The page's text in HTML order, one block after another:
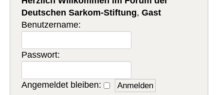
Deutschen Sarkom-Stiftung,Gast
Benutzername:
Passwort:
Angemeldet bleiben: